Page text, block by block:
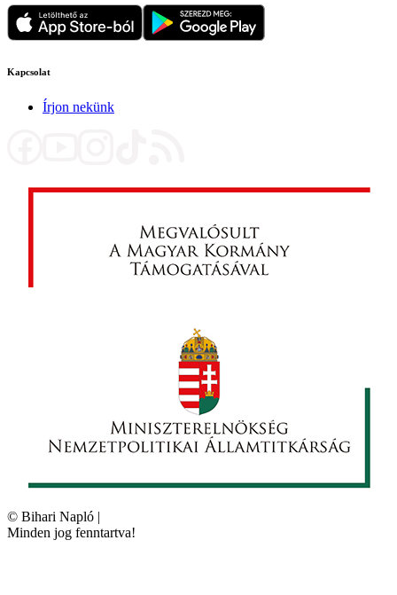
Kapcsolat
Írjon nekünk
© Bihari Napló |
Minden jog fenntartva!